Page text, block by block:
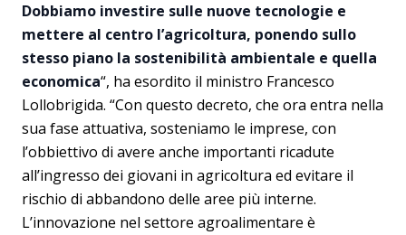
Dobbiamo investire sulle nuove tecnologie e
mettere al centro l’agricoltura, ponendo sullo
stesso piano la sostenibilità ambientale e quella
economica“, ha esordito il ministro Francesco
Lollobrigida. “Con questo decreto, che ora entra nella
sua fase attuativa, sosteniamo le imprese, con
l’obbiettivo di avere anche importanti ricadute
all’ingresso dei giovani in agricoltura ed evitare il
rischio di abbandono delle aree più interne.
L’innovazione nel settore agroalimentare è